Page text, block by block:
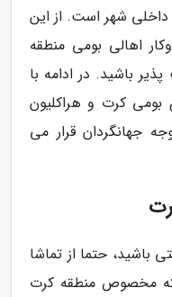
شهر است. از این
اهالی بومی منطقه
باشید. در ادامه با
بومی کرت و هراکلیون
جهانگردان قرار می
باشید، حتما از تماشا
مخصوص منطقه کرت